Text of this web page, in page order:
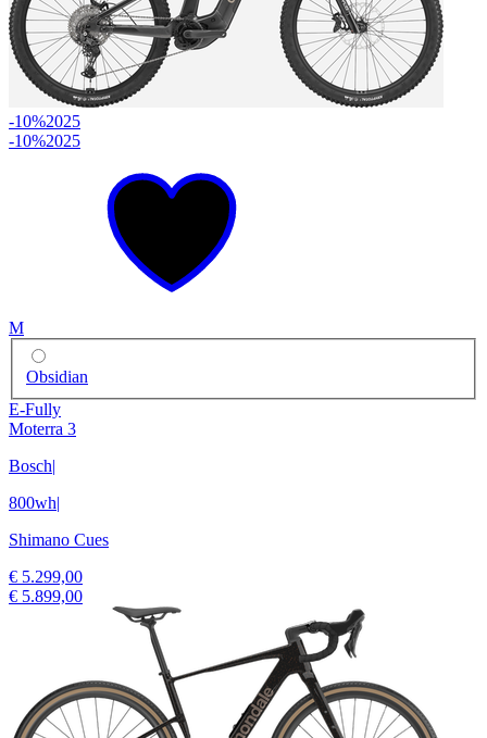
-10%2025
-10%2025
M
Obsidian
E-Fully
Moterra 3
Bosch|
800wh|
Shimano Cues
€ 5.299,00
€ 5.899,00